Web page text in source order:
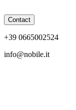
Contact
+39 0665002524
info@nobile.it